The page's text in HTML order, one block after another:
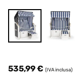
535,99 € (IVA inclusa)